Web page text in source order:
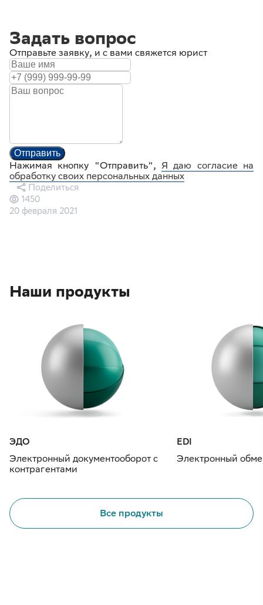
Задать вопрос
Отправьте заявку, и с вами свяжется юрист
Отправить
Нажимая кнопку "Отправить", Я даю согласие на
обработку своих персональных данных
20 февраля 2021
1450
Поделиться
Наши продукты
ЭДО
Электронный документооборот с
контрагентами
EDI
Электронный
Все продукты